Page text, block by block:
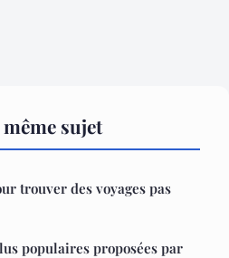
sujet
trouver des voyages pas
populaires proposées par